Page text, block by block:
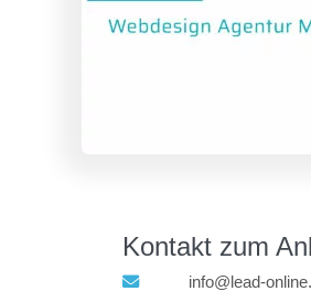
Kontakt zum
info@lead-